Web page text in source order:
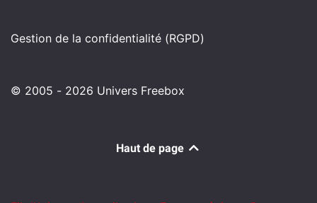
Gestion de la confidentialité (RGPD)
© 2005 - 2026 Univers Freebox
Haut de page